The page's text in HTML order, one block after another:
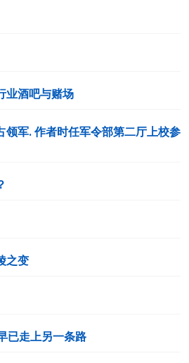
业酒吧与赌场
领军. 作者时任军令部第二厅上校参
之变
已走上另一条路